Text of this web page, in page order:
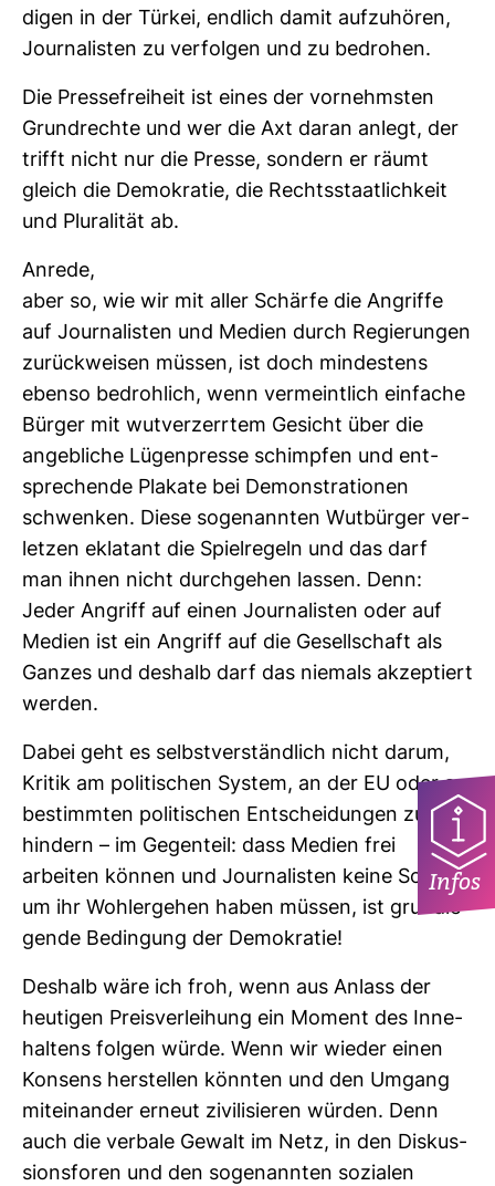
digen in der Türkei, end­lich damit auf­zu­hören,
Jour­na­listen zu ver­folgen und zu bedrohen.
Die Pres­se­frei­heit ist eines der vor­nehmsten
Grund­rechte und wer die Axt daran anlegt, der
trifft nicht nur die Presse, son­dern er räumt
gleich die Demo­kratie, die Rechts­staat­lich­keit
und Plu­ra­lität ab.
Anrede,
aber so, wie wir mit aller Schärfe die Angriffe
auf Jour­na­listen und Medien durch Regie­rungen
zurück­weisen müssen, ist doch min­des­tens
ebenso bedroh­lich, wenn ver­meint­lich ein­fache
Bürger mit wut­ver­zerrtem Gesicht über die
angeb­liche Lügen­presse schimpfen und ent­
spre­chende Pla­kate bei Demons­tra­tionen
schwenken. Diese soge­nannten Wut­bürger ver­
letzen ekla­tant die Spiel­re­geln und das darf
man ihnen nicht durch­gehen lassen. Denn:
Jeder Angriff auf einen Jour­na­listen oder auf
Medien ist ein Angriff auf die Gesell­schaft als
Ganzes und des­halb darf das nie­mals akzep­tiert
werden.
Dabei geht es selbst­ver­ständ­lich nicht darum,
Kritik am poli­ti­schen System, an der EU oder an
bestimmten poli­ti­schen Ent­schei­dungen zu ver­
hin­dern – im Gegen­teil: dass Medien frei
arbeiten können und Jour­na­listen keine Sorgen
um ihr Wohl­ergehen haben müssen, ist grund­le­
gende Bedin­gung der Demo­kratie!
Des­halb wäre ich froh, wenn aus Anlass der
heu­tigen Preis­ver­lei­hung ein Moment des Inne­
hal­tens folgen würde. Wenn wir wieder einen
Kon­sens her­stellen könnten und den Umgang
mit­ein­ander erneut zivi­li­sieren würden. Denn
auch die ver­bale Gewalt im Netz, in den Dis­kus­
si­ons­foren und den soge­nannten sozialen
Infos